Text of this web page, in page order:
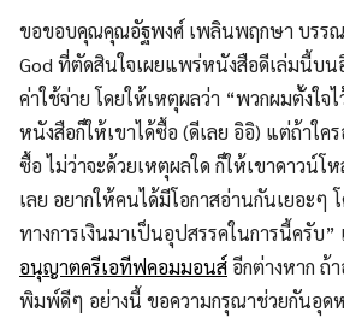
ขอขอบคุณคุณอัฐพงศ์ เพลินพฤกษา บรรณ
God ที่ตัดสินใจเผยแพร่หนังสือดีเล่มนี้บน
ค่าใช้จ่าย โดยให้เหตุผลว่า “พวกผมตั้งใจ
หนังสือก็ให้เขาได้ซื้อ (ดีเลย อิอิ) แต่ถ้าใค
ซื้อ ไม่ว่าจะด้วยเหตุผลใด ก็ให้เขาดาวน์โ
เลย อยากให้คนได้มีโอกาสอ่านกันเยอะๆ
ทางการเงินมาเป็นอุปสรรคในการนี้ครับ”
อนุญาตครีเอทีฟคอมมอนส์อีกต่างหาก ถ้
พิมพ์ดีๆ อย่างนี้ ขอความกรุณาช่วยกันอุด